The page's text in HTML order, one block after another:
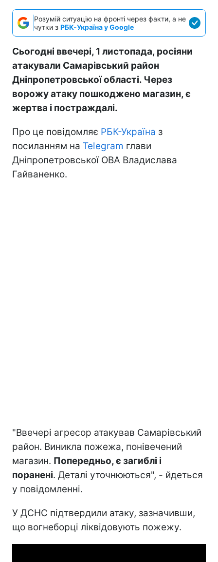
Розумій ситуацію на фронті через факти, а не
чутки з РБК-Україна у Google
Сьогодні ввечері, 1 листопада, росіяни
атакували Самарівський район
Дніпропетровської області. Через
ворожу атаку пошкоджено магазин, є
жертва і постраждалі.
Про це повідомляє РБК-Україна з
посиланням на Telegram глави
Дніпропетровської ОВА Владислава
Гайваненко.
"Ввечері агресор атакував Самарівський
район. Виникла пожежа, понівечений
магазин. Попередньо, є загиблі і
поранені. Деталі уточнюються", - йдеться
у повідомленні.
У ДСНС підтвердили атаку, зазначивши,
що вогнеборці ліквідовують пожежу.